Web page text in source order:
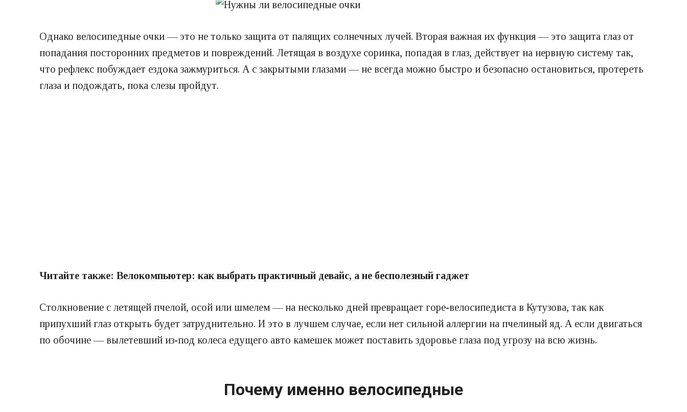
Однако велосипедные очки — это не только защита от палящих солнечных лучей. Вторая важная их функция — это защита глаз от
попадания посторонних предметов и повреждений. Летящая в воздухе соринка, попадая в глаз, действует на нервную систему так,
что рефлекс побуждает ездока зажмуриться. А с закрытыми глазами — не всегда можно быстро и безопасно остановиться, протереть
глаза и подождать, пока слезы пройдут.
Читайте также: Велокомпьютер: как выбрать практичный девайс, а не бесполезный гаджет
Столкновение с летящей пчелой, осой или шмелем — на несколько дней превращает горе-велосипедиста в Кутузова, так как
припухший глаз открыть будет затруднительно. И это в лучшем случае, если нет сильной аллергии на пчелиный яд. А если двигаться
по обочине — вылетевший из-под колеса едущего авто камешек может поставить здоровье глаза под угрозу на всю жизнь.
Почему именно велосипедные